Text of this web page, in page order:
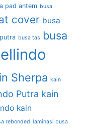
pad antem busa
cover busa
busa tas
busa
Sherpa kain
Putra kain
kain
rebonded laminasi busa